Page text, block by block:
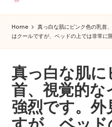
M
iy
a
東
京
大
阪
大
日
出
張！
Miya
の
極
Home
真っ白な肌にピンク色の乳首
はクールですが、ベッドの上では非常に
真っ白な肌
首、視覚的
強烈です。